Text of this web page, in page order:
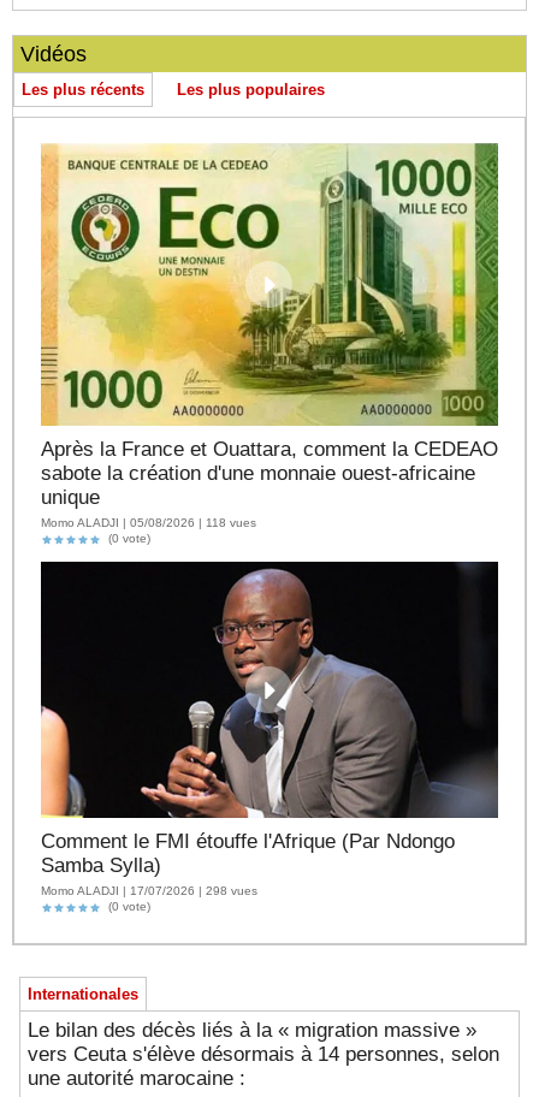
Vidéos
Les plus récents Les plus populaires
Après la France et Ouattara, comment la CEDEAO
sabote la création d'une monnaie ouest-africaine
unique
Momo ALADJI | 05/08/2026 | 118 vues
(0 vote)
Comment le FMI étouffe l'Afrique (Par Ndongo
Samba Sylla)
Momo ALADJI | 17/07/2026 | 298 vues
(0 vote)
Internationales
Le bilan des décès liés à la « migration massive »
vers Ceuta s'élève désormais à 14 personnes, selon
une autorité marocaine :